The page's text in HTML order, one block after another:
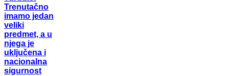
Trenutačno
imamo jedan
veliki
predmet, a u
njega je
uključena i
nacionalna
sigurnost